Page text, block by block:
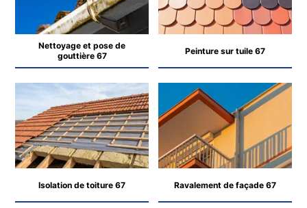
Nettoyage et pose de
gouttière 67
Peinture sur tuile 67
Isolation de toiture 67 Ravalement de façade 67